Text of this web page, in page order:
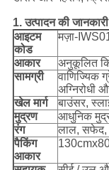
1. उत्पादन की जानकारी
आइटम
कोड
मज़ा-
आकार
अनुकूलित
सामग्री
वाणिज्यिक
अग्निरोधी
खेल मार्ग
बाउंसर,
मुद्रण
आधुनिक
रंग
लाल, सफेद,
पैकिंग
आकार